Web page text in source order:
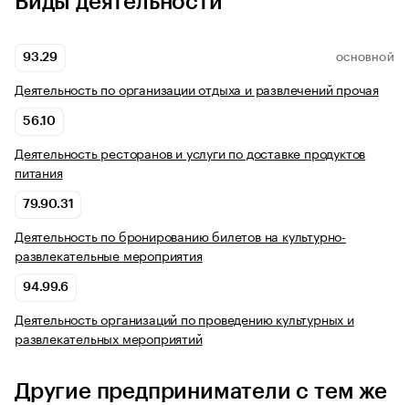
93.29 ОСНОВНОЙ
Деятельность по организации отдыха и развлечений прочая
56.10
Деятельность ресторанов и услуги по доставке продуктов
питания
79.90.31
Деятельность по бронированию билетов на культурно-
развлекательные мероприятия
94.99.6
Деятельность организаций по проведению культурных и
развлекательных мероприятий
Другие предприниматели с тем же